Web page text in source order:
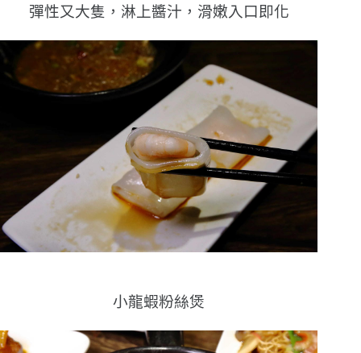
彈性又大隻，淋上醬汁，滑嫩入口即化
小龍蝦粉絲煲